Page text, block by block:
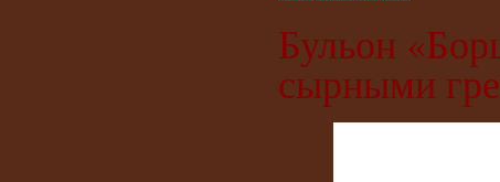
Бульон
сырными